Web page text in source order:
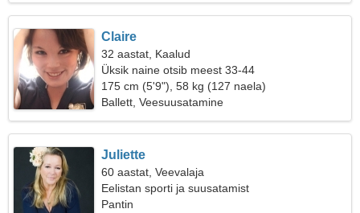
Claire
32 aastat, Kaalud
Üksik naine otsib meest 33-44
175 cm (5'9"), 58 kg (127 naela)
Ballett, Veesuusatamine
Juliette
60 aastat, Veevalaja
Eelistan sporti ja suusatamist
Pantin